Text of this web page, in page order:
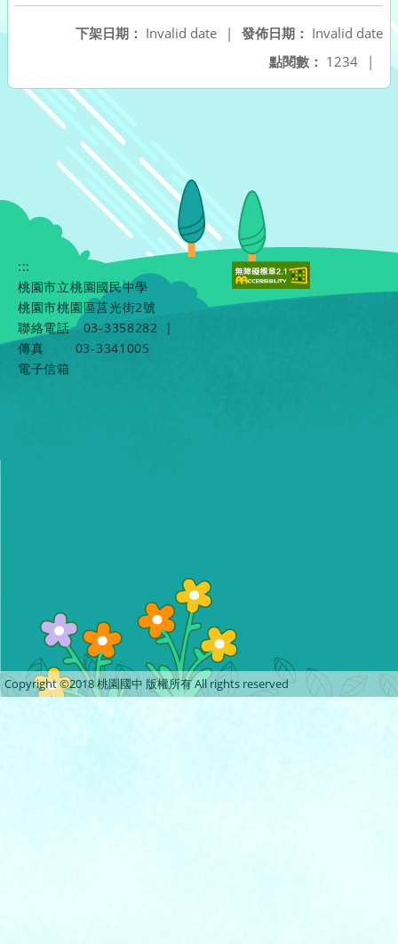
發佈日期： Invalid date
下架日期： Invalid date
|
點閱數： 1234 |
:::
桃園市立桃園國民中學
桃園市桃園區莒光街2號
聯絡電話
03-3358282
|
傳真
03-3341005
電子信箱
Copyright ©2018 桃園國中 版權所有 All rights reserved